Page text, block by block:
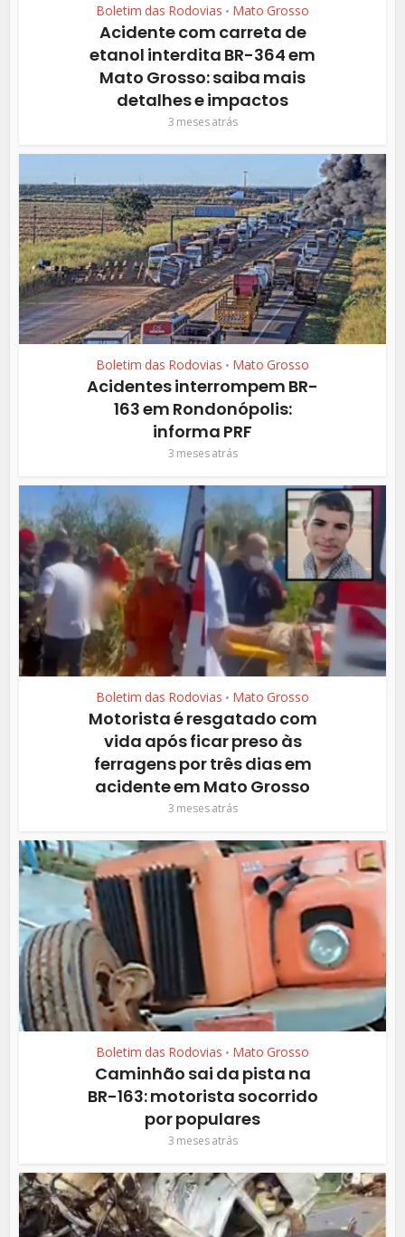
Boletim das Rodovias • Mato Grosso
Acidente com carreta de
etanol interdita BR-364 em
Mato Grosso: saiba mais
detalhes e impactos
3 meses atrás
Boletim das Rodovias • Mato Grosso
Acidentes interrompem BR-
163 em Rondonópolis:
informa PRF
3 meses atrás
Boletim das Rodovias • Mato Grosso
Motorista é resgatado com
vida após ficar preso às
ferragens por três dias em
acidente em Mato Grosso
3 meses atrás
Boletim das Rodovias • Mato Grosso
Caminhão sai da pista na
BR-163: motorista socorrido
por populares
3 meses atrás